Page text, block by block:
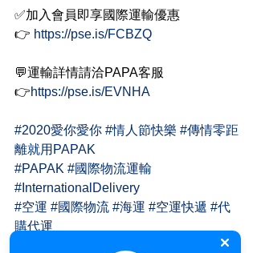
✅加入會員即享國際運輸優惠
👉 https://pse.is/FCBZQ
💬運輸詳情請洽PAPA客服
👉https://pse.is/EVNHA
#2020愛你愛你 #情人節快樂 #傳情零距
離就用PAPAK
#PAPAK #國際物流運輸
#InternationalDelivery
#空運 #國際物流 #海運 #空運快遞 #代
購代運
#澳洲集